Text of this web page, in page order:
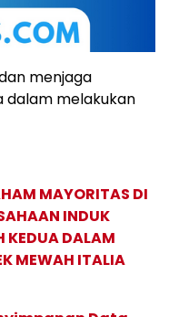
menjaga
dalam melakukan
MAYORITAS DI
INDUK
KEDUA DALAM
MEWAH ITALIA